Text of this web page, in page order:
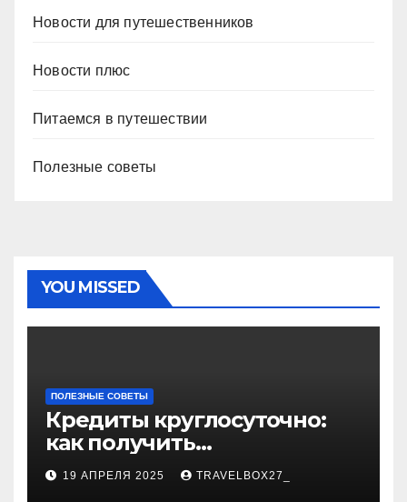
Новости для путешественников
Новости плюс
Питаемся в путешествии
Полезные советы
YOU MISSED
ПОЛЕЗНЫЕ СОВЕТЫ
Кредиты круглосуточно:
как получить
финансирование в любое
время
19 АПРЕЛЯ 2025 TRAVELBOX27_